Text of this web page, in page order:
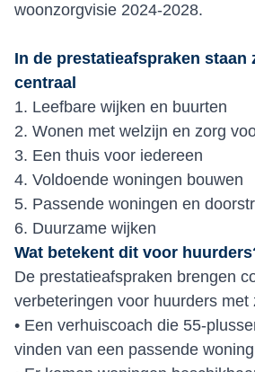
woonzorgvisie 2024-2028.
In de prestatieafspraken staan
centraal
1. Leefbare wijken en buurten
2. Wonen met welzijn en zorg
3. Een thuis voor iedereen
4. Voldoende woningen bouwen
5. Passende woningen en
6. Duurzame wijken
Wat betekent dit voor
De prestatieafspraken brengen
verbeteringen voor huurders met
• Een verhuiscoach die 55-
vinden van een passende